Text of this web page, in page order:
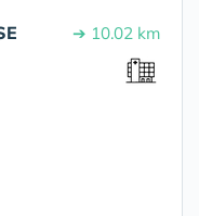
➔ 10.02 km